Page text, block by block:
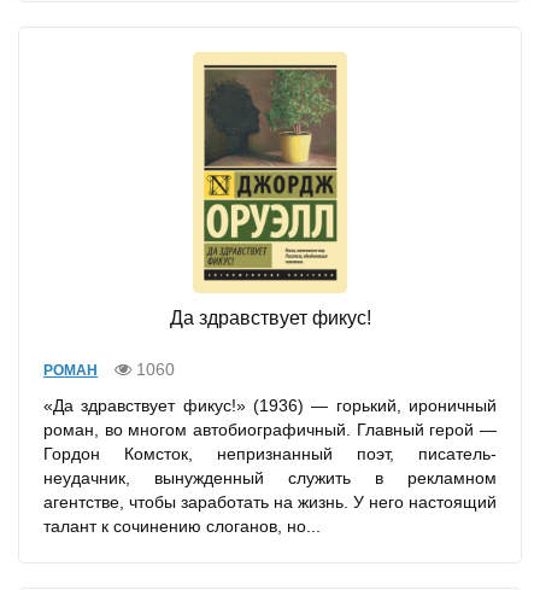
Да здравствует фикус!
РОМАН
1060
«Да здравствует фикус!» (1936) — горький, ироничный
роман, во многом автобиографичный. Главный герой —
Гордон Комсток, непризнанный поэт, писатель-
неудачник, вынужденный служить в рекламном
агентстве, чтобы заработать на жизнь. У него настоящий
талант к сочинению слоганов, но...